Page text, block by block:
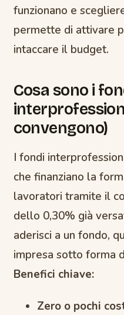
funzionano e
permette di attivare
intaccare il budget.
Cosa sono i
convengono)
I fondi
che finanziano la
lavoratori tramite il
dello 0,30% già
aderisci a un fondo,
impresa sotto forma
Benefici chiave:
Zero o pochi